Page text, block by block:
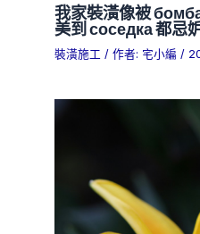
我家裝潢像被
美到 соседка 都忌
裝潢施工 / 作者: 宅小編/